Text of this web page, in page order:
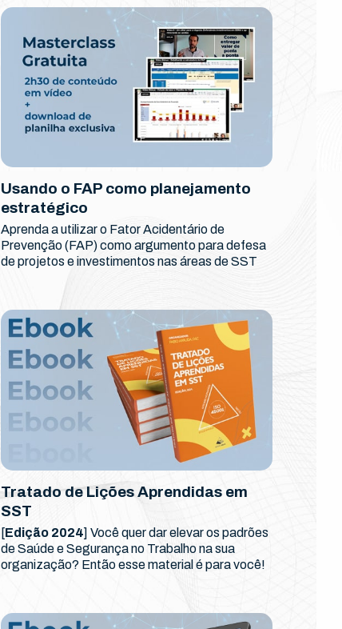
Usando o FAP como planejamento
estratégico
Aprenda a utilizar o Fator Acidentário de
Prevenção (FAP) como argumento para defesa
de projetos e investimentos nas áreas de SST
Tratado de Lições Aprendidas em
SST
[Edição 2024] Você quer dar elevar os padrões
de Saúde e Segurança no Trabalho na sua
organização? Então esse material é para você!